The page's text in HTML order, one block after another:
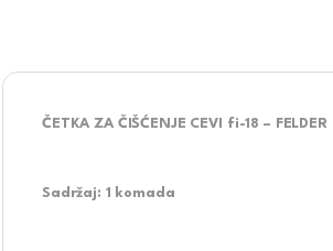
ČETKA ZA ČIŠĆENJE CEVI fi-18 – FELDER
Sadržaj: 1 komada